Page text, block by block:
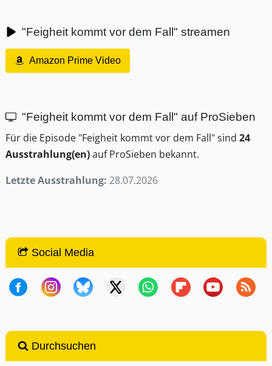
"Feigheit kommt vor dem Fall" streamen
Amazon Prime Video
"Feigheit kommt vor dem Fall" auf ProSieben
Für die Episode "Feigheit kommt vor dem Fall" sind 24
Ausstrahlung(en)auf ProSieben bekannt.
Letzte Ausstrahlung: 28.07.2026
Social Media
Durchsuchen